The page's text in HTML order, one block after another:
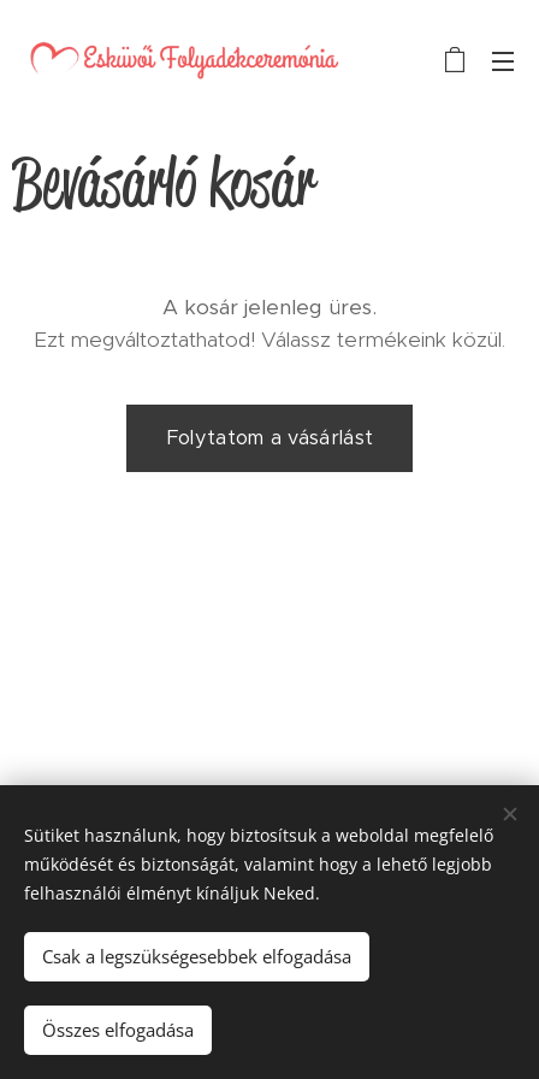
Bevásárló kosár
A kosár jelenleg üres.
Ezt megváltoztathatod! Válassz termékeink közül.
Folytatom a vásárlást
Folyadékceremónia 2017-2020
dr. Sőregi-Nagy Emese E.V.,Székhely:2161 Csomád, Závoz
Utca 6/B.,Adószám:68031400-1-33,Nyilvántartási szám:
Sütiket használunk, hogy biztosítsuk a weboldal megfelelő
működését és biztonságát, valamint hogy a lehető legjobb
felhasználói élményt kínáljuk Neked.
Csak a legszükségesebbek elfogadása
Összes elfogadása